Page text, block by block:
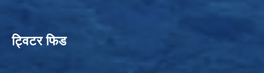
ट्विटर फिड